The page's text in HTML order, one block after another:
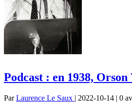
Podcast : en 1938,
ParLaurence Le Saux | 2022-10-14 | 0